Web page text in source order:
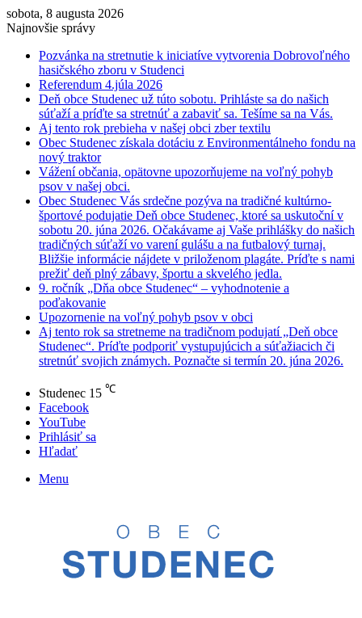
sobota, 8 augusta 2026
Najnovšie správy
Pozvánka na stretnutie k iniciatíve vytvorenia Dobrovoľného
hasičského zboru v Studenci
Referendum 4.júla 2026
Deň obce Studenec už túto sobotu. Prihláste sa do našich
súťaží a príďte sa stretnúť a zabaviť sa. Tešíme sa na Vás.
Aj tento rok prebieha v našej obci zber textilu
Obec Studenec získala dotáciu z Environmentálneho fondu na
nový traktor
Vážení občania, opätovne upozorňujeme na voľný pohyb
psov v našej obci.
Obec Studenec Vás srdečne pozýva na tradičné kultúrno-
športové podujatie Deň obce Studenec, ktoré sa uskutoční v
sobotu 20. júna 2026. Očakávame aj Vaše prihlášky do našich
tradičných súťaží vo varení gulášu a na futbalový turnaj.
Bližšie informácie nájdete v priloženom plagáte. Príďte s nami
prežiť deň plný zábavy, športu a skvelého jedla.
9. ročník „Dňa obce Studenec“ – vyhodnotenie a
poďakovanie
Upozornenie na voľný pohyb psov v obci
Aj tento rok sa stretneme na tradičnom podujatí „Deň obce
Studenec“. Príďte podporiť vystupujúcich a súťažiacich či
stretnúť svojich známych. Poznačte si termín 20. júna 2026.
Studenec 15 ℃
Facebook
YouTube
Prihlásiť sa
Hľadať
Menu